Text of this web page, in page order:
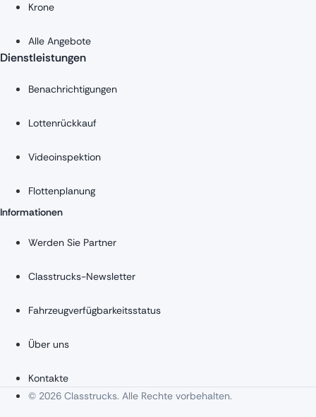
Krone
Alle Angebote
Dienstleistungen
Benachrichtigungen
Lottenrückkauf
Videoinspektion
Flottenplanung
Informationen
Werden Sie Partner
Classtrucks-Newsletter
Fahrzeugverfügbarkeitsstatus
Über uns
Kontakte
© 2026 Classtrucks. Alle Rechte vorbehalten.